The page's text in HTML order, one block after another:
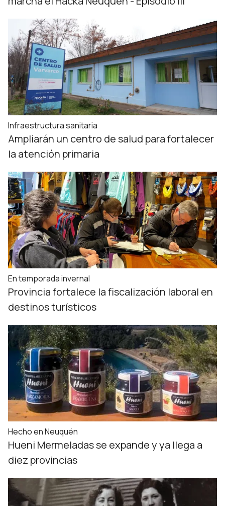
Infraestructura sanitaria
Ampliarán un centro de salud para fortalecer
la atención primaria
En temporada invernal
Provincia fortalece la fiscalización laboral en
destinos turísticos
Hecho en Neuquén
Hueni Mermeladas se expande y ya llega a
diez provincias